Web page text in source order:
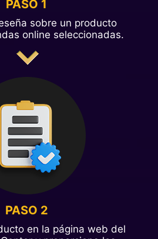
PASO 1
sobre un producto
online seleccionadas.
PASO 2
en la página web del